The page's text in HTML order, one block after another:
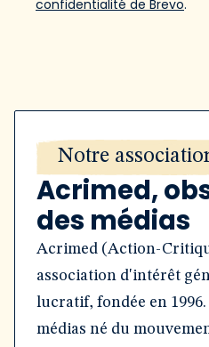
confidentialité de Brevo.
Notre
Acrimed,
des médias
Acrimed (Action-
association d'intérêt
lucratif, fondée en
médias né du